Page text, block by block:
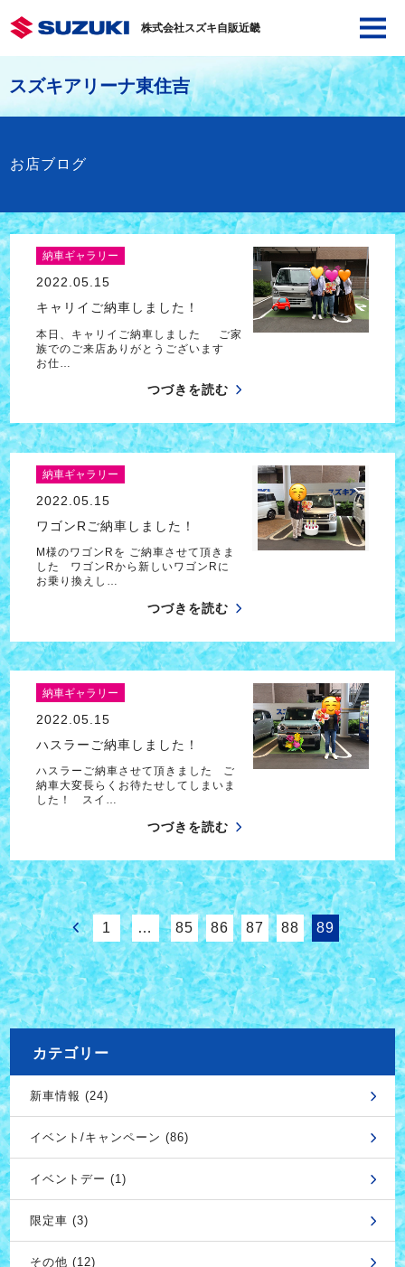
株式会社スズキ自販近畿
スズキアリーナ東住吉
お店ブログ
納車ギャラリー
2022.05.15
キャリイご納車しました！
本日、キャリイご納車しました ご家
族でのご来店ありがとうございます
お仕…
つづきを読む
納車ギャラリー
2022.05.15
ワゴンRご納車しました！
M様のワゴンRを ご納車させて頂きま
した ワゴンRから新しいワゴンRに
お乗り換えし…
つづきを読む
納車ギャラリー
2022.05.15
ハスラーご納車しました！
ハスラーご納車させて頂きました ご
納車大変長らくお待たせしてしまいま
した！ スイ…
つづきを読む
1 … 85 86 87 88 89
カテゴリー
新車情報 (24)
イベント/キャンペーン (86)
イベントデー (1)
限定車 (3)
その他 (12)